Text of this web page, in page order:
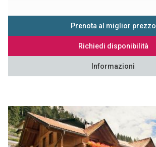
Prenota al miglior prezzo
Richiedi disponibilità
Informazioni